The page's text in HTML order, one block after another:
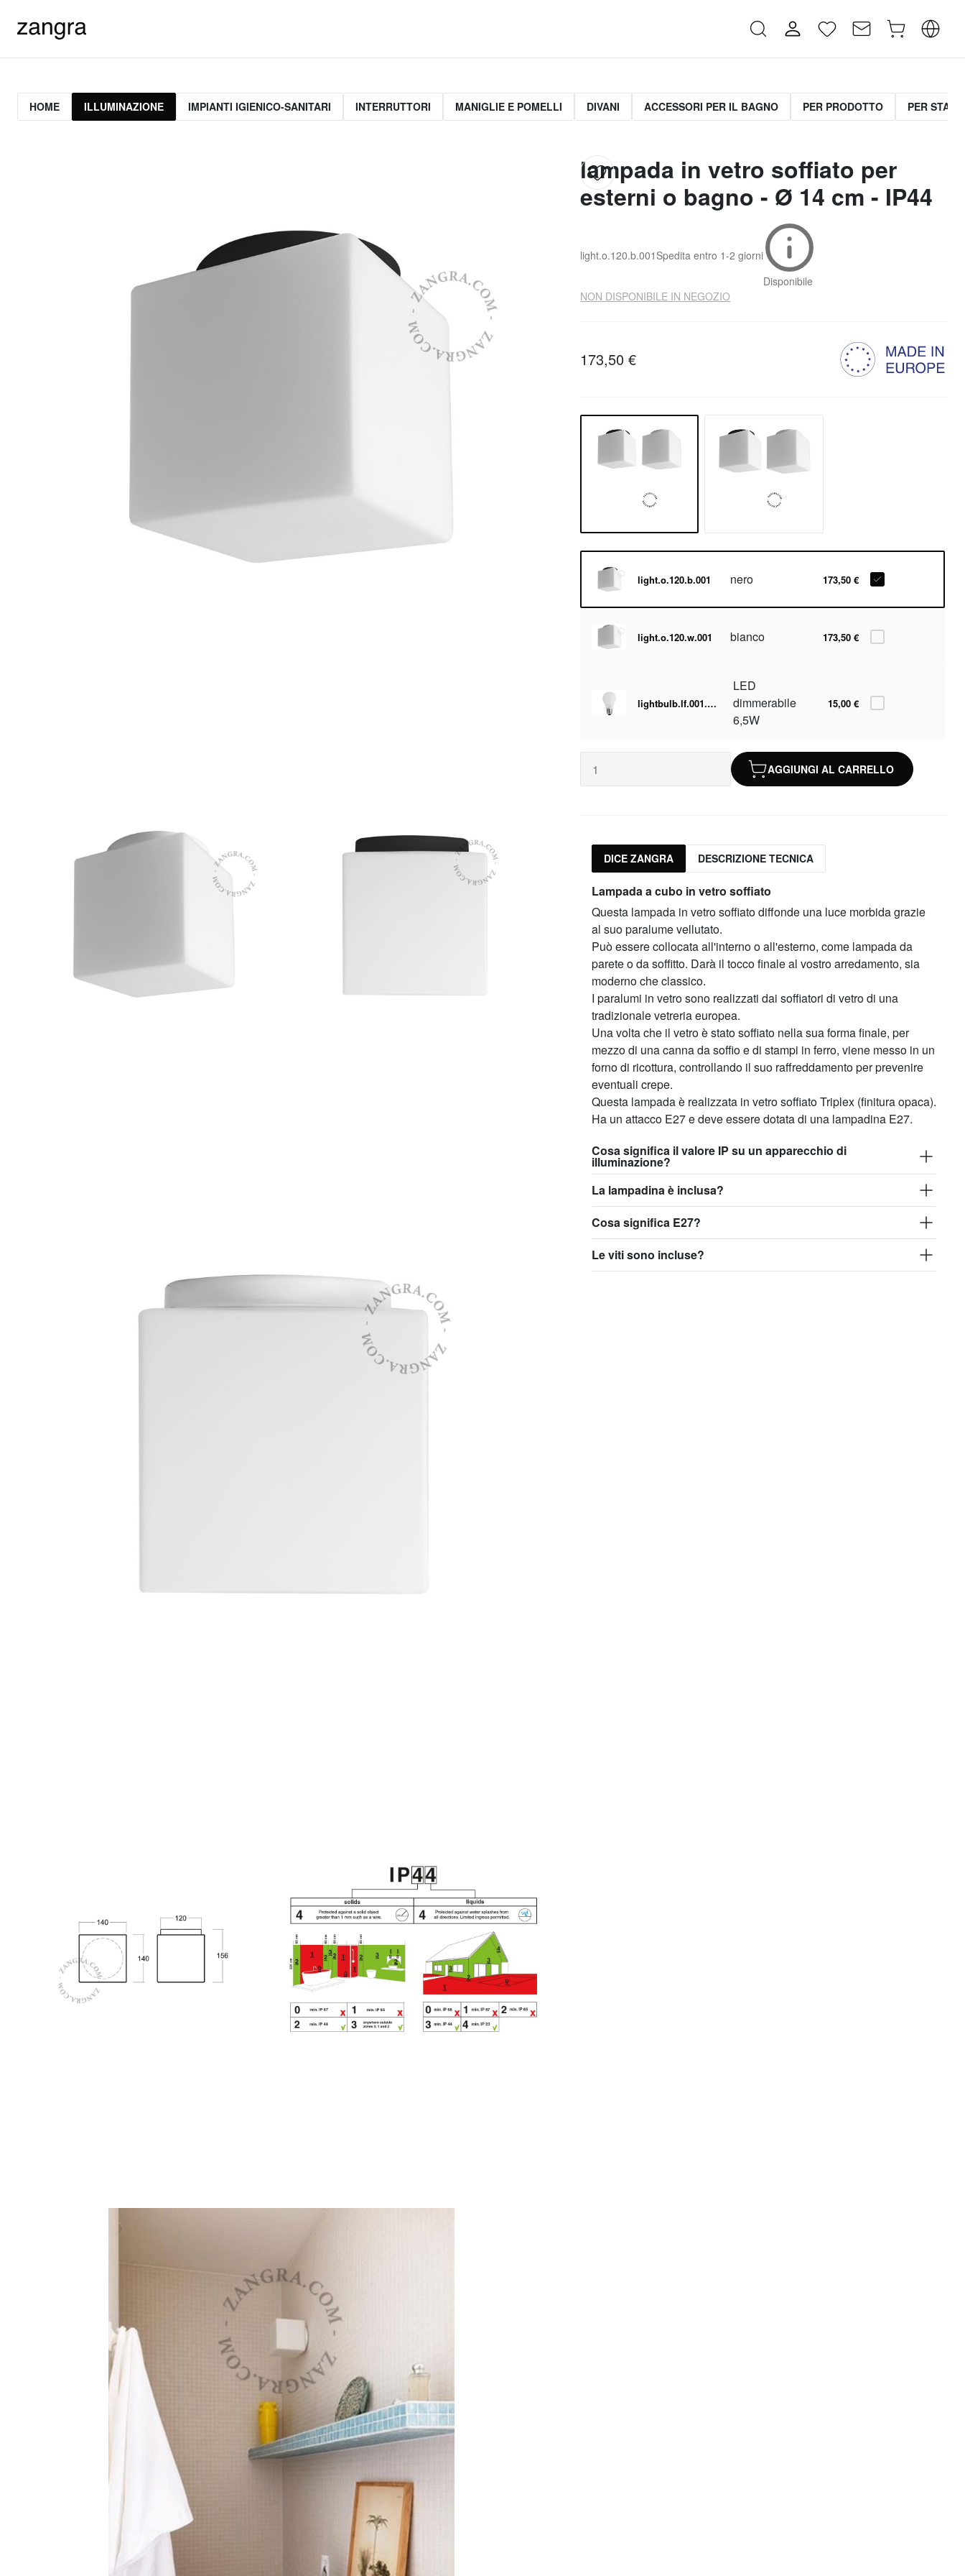
HOME ILLUMINAZIONE IMPIANTI IGIENICO-SANITARI INTERRUTTORI MANIGLIE E POMELLI DIVANI ACCESSORI PER IL BAGNO PER PRODOTTO PER
lampada in vetro soffiato per
esterni o bagno - Ø 14 cm - IP44
light.o.120.b.001 Spedita entro 1-2 giorni
Disponibile
NON DISPONIBILE IN NEGOZIO
173,50 €
light.o.120.b.001 nero 173,50 €
light.o.120.w.001 bianco 173,50 €
lightbulb.lf.001.05.060-2700k
LED
dimmerabile
6,5W
15,00 €
AGGIUNGI AL CARRELLO
DICE ZANGRA DESCRIZIONE TECNICA
Lampada a cubo in vetro soffiato
Questa lampada in vetro soffiato diffonde una luce morbida grazie
al suo paralume vellutato.
Può essere collocata all'interno o all'esterno, come lampada da
parete o da soffitto. Darà il tocco finale al vostro arredamento, sia
moderno che classico.
I paralumi in vetro sono realizzati dai soffiatori di vetro di una
tradizionale vetreria europea.
Una volta che il vetro è stato soffiato nella sua forma finale, per
mezzo di una canna da soffio e di stampi in ferro, viene messo in un
forno di ricottura, controllando il suo raffreddamento per prevenire
eventuali crepe.
Questa lampada è realizzata in vetro soffiato Triplex (finitura opaca).
Ha un attacco E27 e deve essere dotata di una lampadina E27.
Cosa significa il valore IP su un apparecchio di
illuminazione?
La lampadina è inclusa?
Cosa significa E27?
Le viti sono incluse?